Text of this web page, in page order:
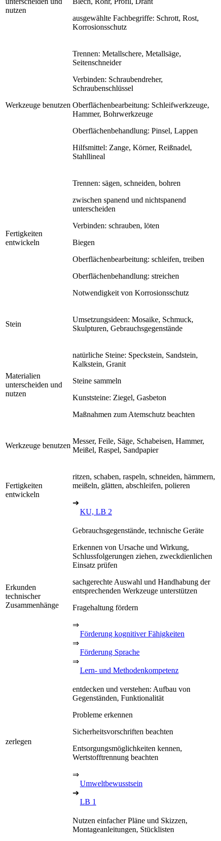
nutzen
ausgewählte Fachbegriffe: Schrott, Rost,
Korrosionsschutz
Werkzeuge benutzen
Trennen: Metallschere, Metallsäge,
Seitenschneider
Verbinden: Schraubendreher,
Schraubenschlüssel
Oberflächenbearbeitung: Schleifwerkzeuge,
Hammer, Bohrwerkzeuge
Oberflächenbehandlung: Pinsel, Lappen
Hilfsmittel: Zange, Körner, Reißnadel,
Stahllineal
Fertigkeiten
entwickeln
Trennen: sägen, schneiden, bohren
zwischen spanend und nichtspanend
unterscheiden
Verbinden: schrauben, löten
Biegen
Oberflächenbearbeitung: schleifen, treiben
Oberflächenbehandlung: streichen
Notwendigkeit von Korrosionsschutz
Stein
Umsetzungsideen: Mosaike, Schmuck,
Skulpturen, Gebrauchsgegenstände
Materialien
unterscheiden und
nutzen
natürliche Steine: Speckstein, Sandstein,
Kalkstein, Granit
Steine sammeln
Kunststeine: Ziegel, Gasbeton
Maßnahmen zum Atemschutz beachten
Werkzeuge benutzen
Messer, Feile, Säge, Schabeisen, Hammer,
Meißel, Raspel, Sandpapier
Fertigkeiten
entwickeln
ritzen, schaben, raspeln, schneiden, hämmern,
meißeln, glätten, abschleifen, polieren
➔
KU, LB 2
Erkunden
technischer
Zusammenhänge
Gebrauchsgegenstände, technische Geräte
Erkennen von Ursache und Wirkung,
Schlussfolgerungen ziehen, zweckdienlichen
Einsatz prüfen
sachgerechte Auswahl und Handhabung der
entsprechenden Werkzeuge unterstützen
Fragehaltung fördern
⇒
Förderung kognitiver Fähigkeiten
⇒
Förderung Sprache
⇒
Lern- und Methodenkompetenz
zerlegen
entdecken und verstehen: Aufbau von
Gegenständen, Funktionalität
Probleme erkennen
Sicherheitsvorschriften beachten
Entsorgungsmöglichkeiten kennen,
Wertstofftrennung beachten
⇒
Umweltbewusstsein
➔
LB 1
Nutzen einfacher Pläne und Skizzen,
Montageanleitungen, Stücklisten